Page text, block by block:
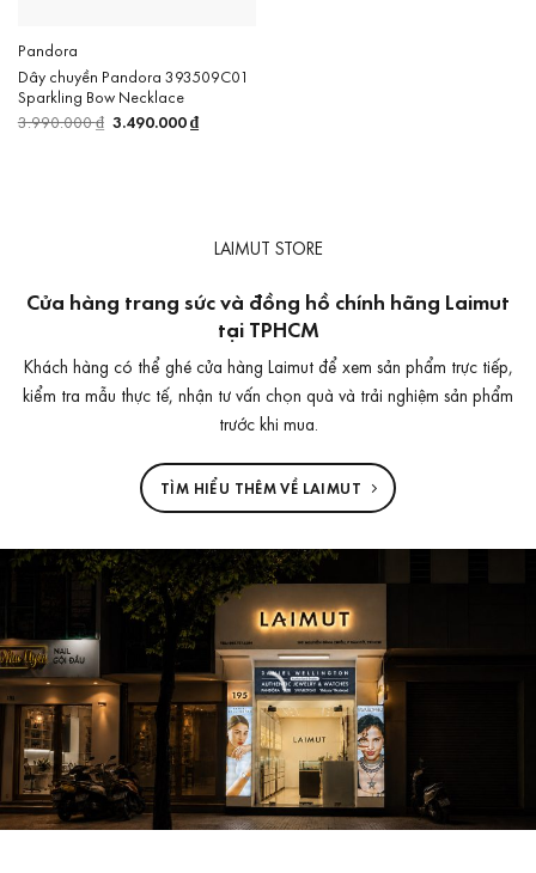
Pandora
Dây chuyền Pandora 393509C01
Sparkling Bow Necklace
3.990.000₫ Giá
gốc
3.490.000₫Giá
hiện
LAIMUT STORE
Cửa hàng trang sức và đồng hồ chính hãng Laimut
tại TPHCM
Khách hàng có thể ghé cửa hàng Laimut để xem sản phẩm trực tiếp,
kiểm tra mẫu thực tế, nhận tư vấn chọn quà và trải nghiệm sản phẩm
trước khi mua.
TÌM HIỂU THÊM VỀ LAIMUT